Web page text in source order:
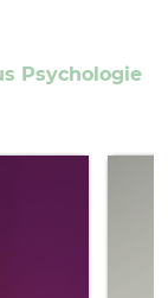
Psychologie